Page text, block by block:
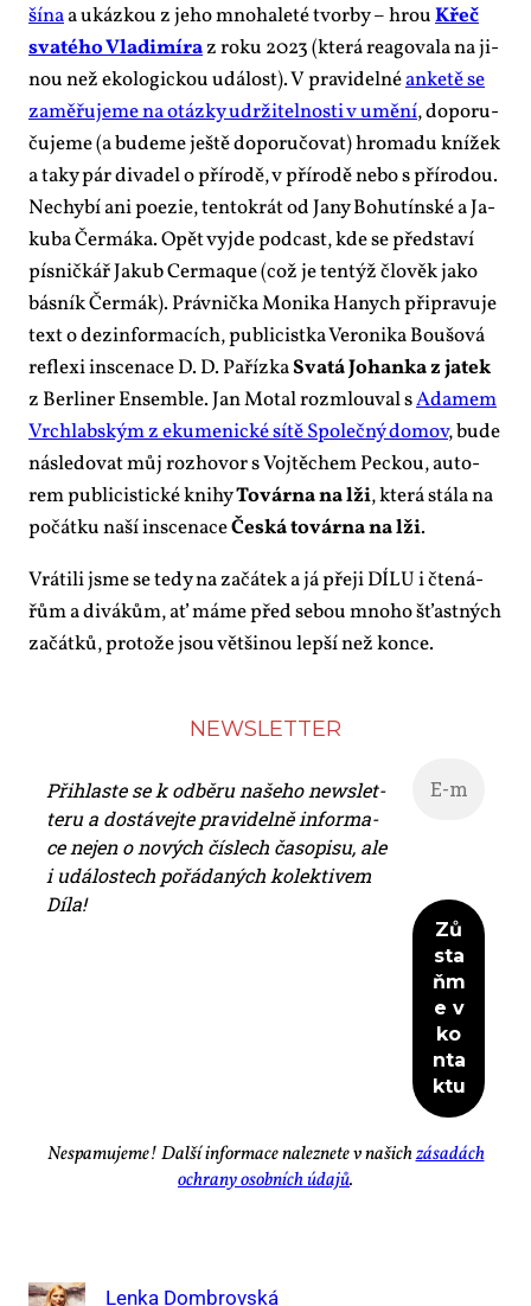
ší­naa ukáz­kou z je­ho mno­ha­le­té tvor­by – hrouKřeč
sva­té­ho Vla­di­mí­raz roku 2023 (kte­rá re­a­go­va­la na ji­
nou než eko­lo­gic­kou udá­lost). V pra­vi­del­néan­ke­tě se
za­mě­řu­je­me na otáz­ky udr­ži­tel­nos­ti v umě­ní, do­po­ru­
ču­je­me (a bu­de­me ješ­tě do­po­ru­čo­vat) hro­ma­du kní­žek
a ta­ky pár di­va­del o pří­ro­dě, v pří­ro­dě ne­bo s pří­ro­dou.
Ne­chy­bí ani po­ezie, ten­to­krát od Ja­ny Bo­hutín­ské a Ja­
ku­ba Čer­má­ka. Opět vy­jde pod­cast, kde se před­sta­ví
pís­nič­kář Ja­kub Cer­ma­que (což je ten­týž člo­věk ja­ko
bás­ník Čer­mák). Práv­nič­ka Mo­ni­ka Ha­nych při­pra­vu­je
text o dez­in­for­ma­cích, pu­b­li­cist­ka Ve­ro­ni­ka Bou­šo­vá
re­fle­xi in­sce­na­ce D. D. Pa­říz­kaSva­tá Jo­han­ka z ja­tek
z Ber­li­ner En­sem­ble. Jan Mo­tal roz­mlou­val sAda­mem
Vrchlabským z eku­me­nic­ké sí­tě Spo­leč­ný do­mov, bu­de
ná­sle­do­vat můj roz­ho­vor s Voj­tě­chem Pec­kou, au­to­
rem pu­b­li­cis­tic­ké kni­hyTo­vár­na na lži, kte­rá stá­la na
po­čát­ku na­ší in­sce­na­ceČes­ká to­vár­na na lži.
Vrá­ti­li jsme se te­dy na za­čá­tek a já pře­ji DÍ­LU i čte­ná­
řům a di­vá­kům, ať má­me před se­bou mno­ho šťast­ných
za­čát­ků, pro­to­že jsou vět­ši­nou lep­ší než kon­ce.
NEWS­LET­TER
Při­hlas­te se k od­bě­ru na­še­ho news­let­
te­ru a do­stá­vej­te pra­vi­del­ně in­for­ma­
ce nejen o no­vých čís­lech ča­so­pi­su, ale
i udá­los­tech po­řá­da­ných ko­lek­ti­vem
Dí­la!
Ne­spa­mu­je­me! Dal­ší in­for­ma­ce na­lez­ne­te v na­šichzá­sa­dách
ochra­ny osob­ních úda­jů.
Lenka Dombrovská